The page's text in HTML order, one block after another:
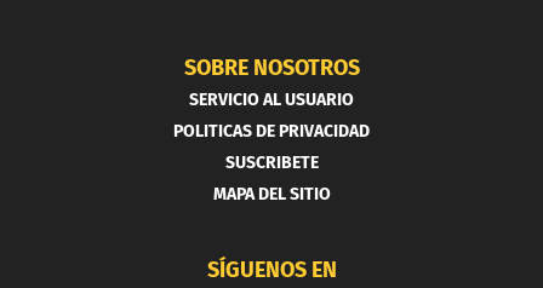
SOBRE NOSOTROS
SERVICIO AL USUARIO
POLITICAS DE PRIVACIDAD
SUSCRIBETE
MAPA DEL SITIO
SÍGUENOS EN